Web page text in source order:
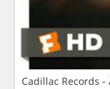
Cadillac Records -